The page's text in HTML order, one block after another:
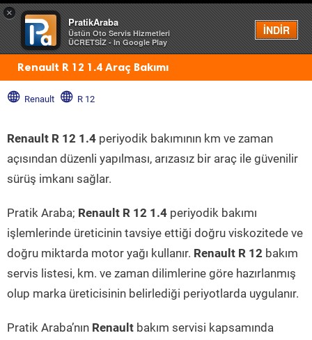
×
PratikAraba
Üstün Oto Servis Hizmetleri
ÜCRETSİZ - In Google Play
İNDİR
Menü
Renault R 12 1.4 Araç Bakımı
Renault R 12
Renault R 12 1.4 periyodik bakımının km ve zaman
açısından düzenli yapılması, arızasız bir araç ile güvenilir
sürüş imkanı sağlar.
Pratik Araba; Renault R 12 1.4 periyodik bakımı
işlemlerinde üreticinin tavsiye ettiği doğru viskozitede ve
doğru miktarda motor yağı kullanır. Renault R 12 bakım
servis listesi, km. ve zaman dilimlerine göre hazırlanmış
olup marka üreticisinin belirlediği periyotlarda uygulanır.
Pratik Araba’nın Renault bakım servisi kapsamında